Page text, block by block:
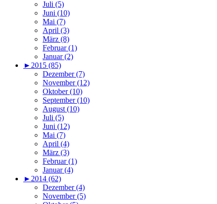
Juli (5)
Juni (10)
Mai (7)
April (3)
März (8)
Februar (1)
Januar (2)
► 2015 (85)
Dezember (7)
November (12)
Oktober (10)
September (10)
August (10)
Juli (5)
Juni (12)
Mai (7)
April (4)
März (3)
Februar (1)
Januar (4)
► 2014 (62)
Dezember (4)
November (5)